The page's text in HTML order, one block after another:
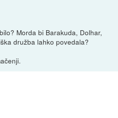
Morda bi Barakuda, Dolhar,
družba lahko povedala?